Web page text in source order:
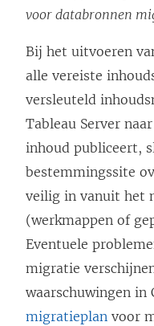
voor databronnen
Bij het uitvoeren
alle vereiste
versleuteld
Tableau Server naar
inhoud publiceert,
bestemmingssite
veilig in vanuit het
(werkmappen of
Eventuele
migratie
waarschuwingen in
migratieplan voor